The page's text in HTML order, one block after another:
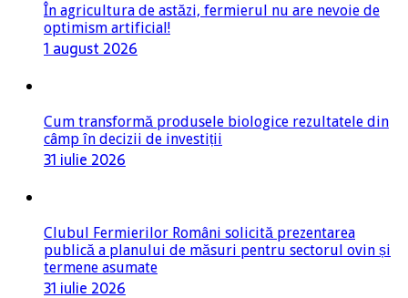
În agricultura de astăzi, fermierul nu are nevoie de
optimism artificial!
1 august 2026
Cum transformă produsele biologice rezultatele din
câmp în decizii de investiții
31 iulie 2026
Clubul Fermierilor Români solicită prezentarea
publică a planului de măsuri pentru sectorul ovin și
termene asumate
31 iulie 2026